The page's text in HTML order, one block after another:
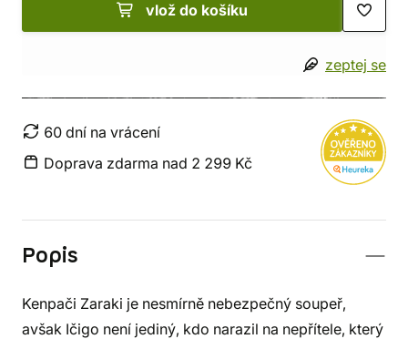
vlož do košíku
zeptej se
60 dní na vrácení
Doprava zdarma nad 2 299 Kč
Popis
Kenpači Zaraki je nesmírně nebezpečný soupeř,
avšak Ičigo není jediný, kdo narazil na nepřítele, který